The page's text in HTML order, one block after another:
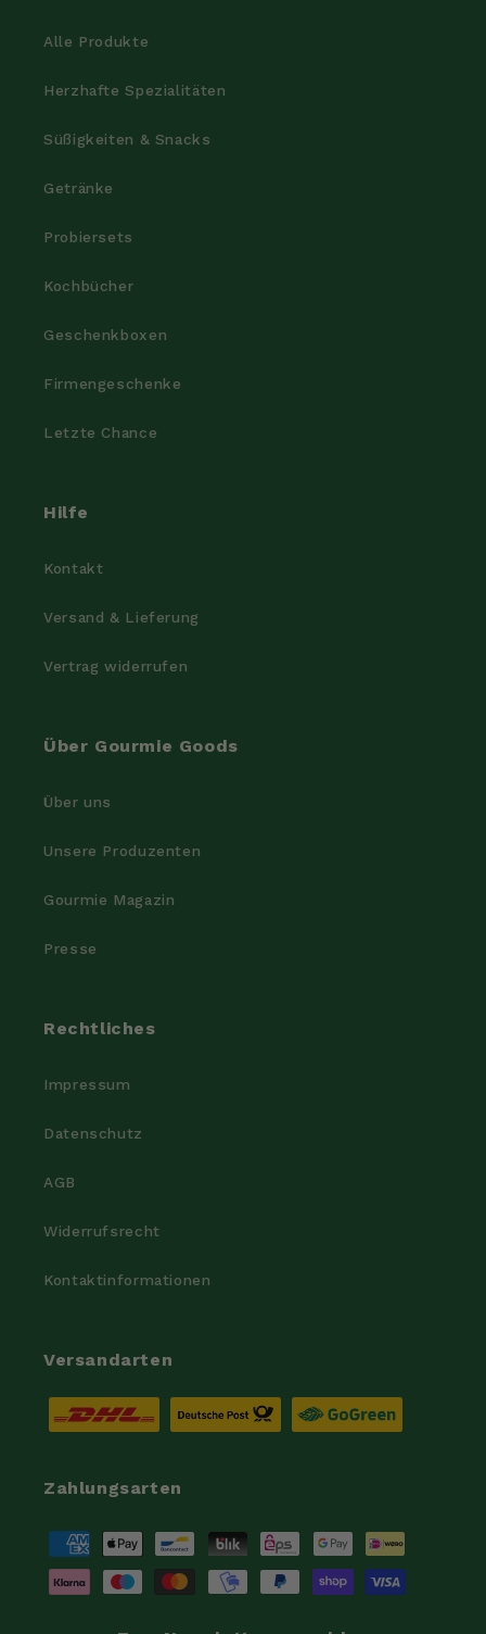
Alle Produkte
Herzhafte Spezialitäten
Süßigkeiten & Snacks
Getränke
Probiersets
Kochbücher
Geschenkboxen
Firmengeschenke
Letzte Chance
Hilfe
Kontakt
Versand & Lieferung
Vertrag widerrufen
Über Gourmie Goods
Über uns
Unsere Produzenten
Gourmie Magazin
Presse
Rechtliches
Impressum
Datenschutz
AGB
Widerrufsrecht
Kontaktinformationen
Versandarten
Zahlungsarten
Zahlungsmethoden